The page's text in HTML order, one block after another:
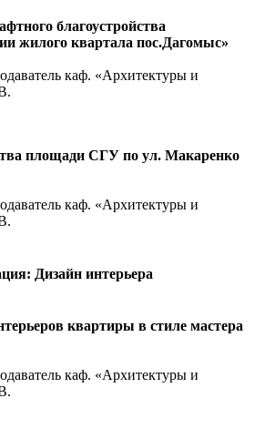
благоустройства
жилого квартала пос.Дагомыс»
каф. «Архитектуры и
площади СГУ по ул. Макаренко
каф. «Архитектуры и
Дизайн интерьера
квартиры в стиле мастера
каф. «Архитектуры и